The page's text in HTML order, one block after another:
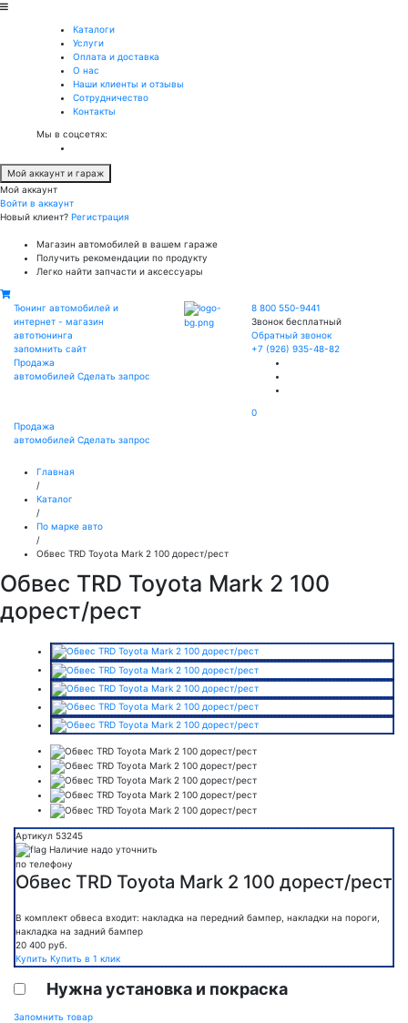
Каталоги
Услуги
Оплата и доставка
О нас
Наши клиенты и отзывы
Сотрудничество
Контакты
Мы в соцсетях:
Мой аккаунт и гараж
Мой аккаунт
Войти в аккаунт
Новый клиент? Регистрация
Магазин автомобилей в вашем гараже
Получить рекомендации по продукту
Легко найти запчасти и аксессуары
Тюнинг автомобилей и
интернет - магазин
автотюнинга
запомнить сайт
Продажа
автомобилей Сделать запрос
8 800 550-9441
Звонок бесплатный
Обратный звонок
+7 (926) 935-48-82
0
Продажа
автомобилей Сделать запрос
Главная
/
Каталог
/
По марке авто
/
Обвес TRD Toyota Mark 2 100 дорест/рест
Обвес TRD Toyota Mark 2 100
дорест/рест
Артикул 53245
Наличие надо уточнить
по телефону
Обвес TRD Toyota Mark 2 100 дорест/рест
В комплект обвеса входит: накладка на передний бампер, накладки на пороги,
накладка на задний бампер
20 400 руб.
Купить Купить в 1 клик
Нужна установка и покраска
Запомнить товар